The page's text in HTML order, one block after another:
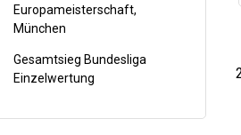
Europameisterschaft,
München
Gesamtsieg Bundesliga
Einzelwertung